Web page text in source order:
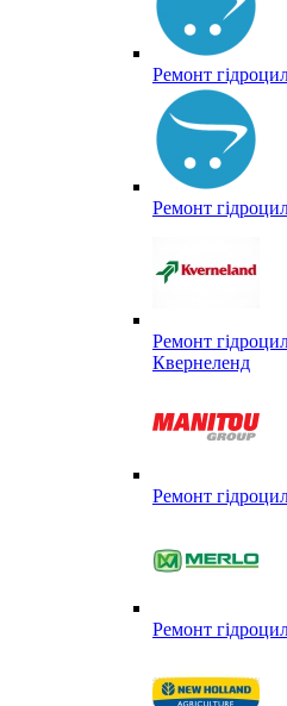
Ремонт
Ремонт
Ремонт
Квернеленд
Ремонт
Ремонт